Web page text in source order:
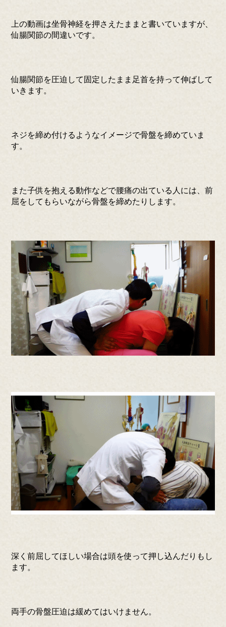
上の動画は坐骨神経を押さえたままと書いていますが、
仙腸関節の間違いです。
仙腸関節を圧迫して固定したまま足首を持って伸ばして
いきます。
ネジを締め付けるようなイメージで骨盤を締めていま
す。
また子供を抱える動作などで腰痛の出ている人には、前
屈をしてもらいながら骨盤を締めたりします。
深く前屈してほしい場合は頭を使って押し込んだりもし
ます。
両手の骨盤圧迫は緩めてはいけません。